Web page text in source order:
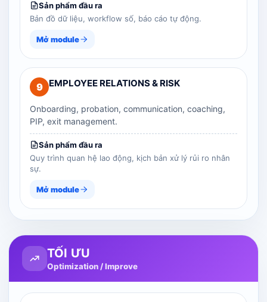
Sản phẩm đầu ra
Bản đồ dữ liệu, workflow số, báo cáo tự động.
Mở module
9 EMPLOYEE RELATIONS & RISK
Onboarding, probation, communication, coaching,
PIP, exit management.
Sản phẩm đầu ra
Quy trình quan hệ lao động, kịch bản xử lý rủi ro nhân
sự.
Mở module
TỐI ƯU
Optimization / Improve